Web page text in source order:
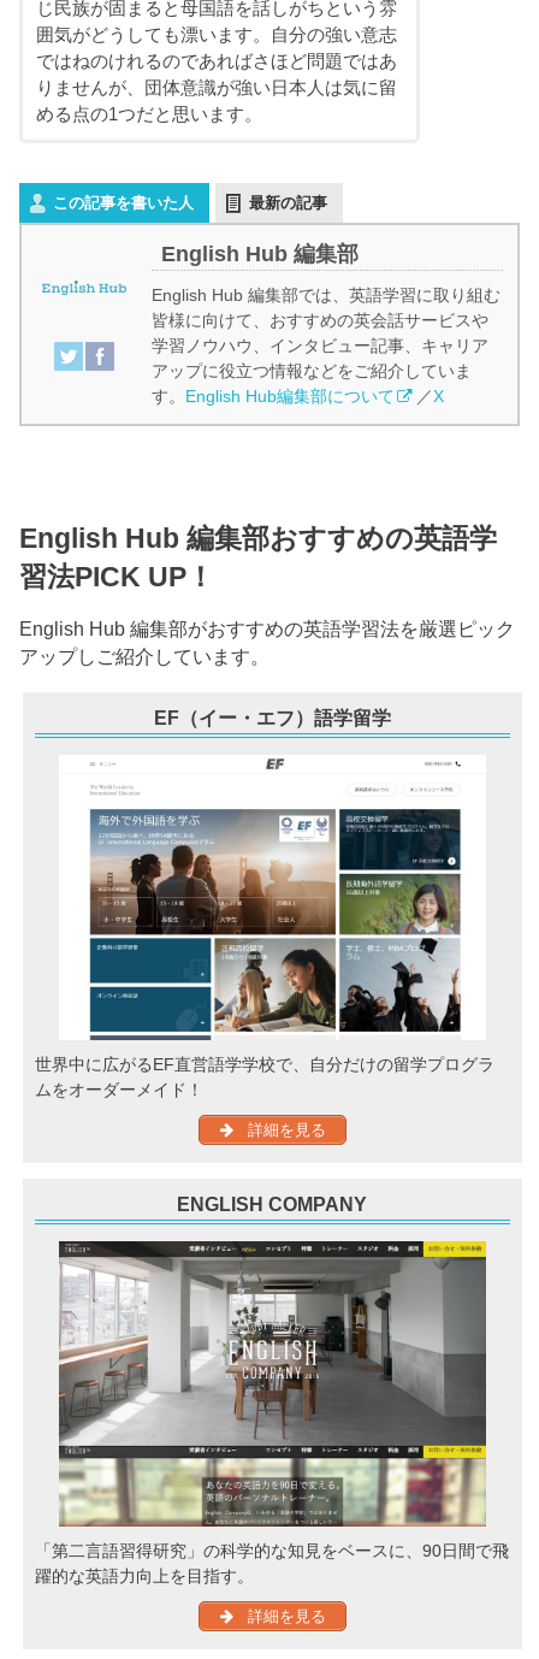
じ民族が固まると母国語を話しがちという雰
囲気がどうしても漂います。自分の強い意志
ではねのけれるのであればさほど問題ではあ
りませんが、団体意識が強い日本人は気に留
める点の1つだと思います。
この記事を書いた人 最新の記事
English Hub 編集部
English Hub 編集部では、英語学習に取り組む
皆様に向けて、おすすめの英会話サービスや
学習ノウハウ、インタビュー記事、キャリア
アップに役立つ情報などをご紹介していま
す。 English Hub編集部について ／X
English Hub 編集部おすすめの英語学
習法PICK UP！
English Hub 編集部がおすすめの英語学習法を厳選ピック
アップしご紹介しています。
EF（イー・エフ）語学留学
世界中に広がるEF直営語学学校で、自分だけの留学プログラ
ムをオーダーメイド！
詳細を見る
ENGLISH COMPANY
「第二言語習得研究」の科学的な知見をベースに、90日間で飛
躍的な英語力向上を目指す。
詳細を見る